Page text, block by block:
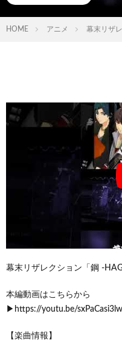
HOME アニメ 幕末リザ
幕末リザレクション「鋼 -
本編動画はこちらから
▶︎https://youtu.be/sxPaCasi3lw
【楽曲情報】